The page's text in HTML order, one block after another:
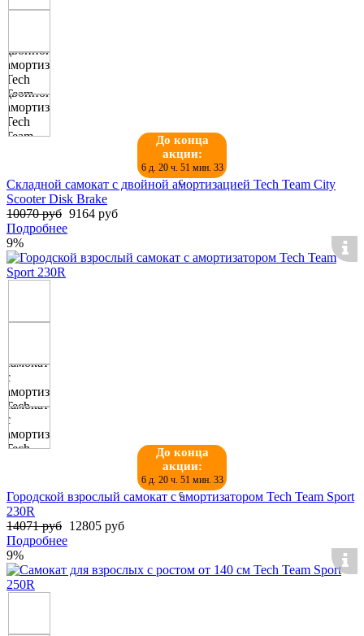
До конца
акции:
6 д. 20 ч. 51 мин. 32
с.
Складной самокат с двойной амортизацией Tech Team City
Scooter Disk Brake
10070 руб 9164 руб
Подробнее
9%
До конца
акции:
6 д. 20 ч. 51 мин. 32
с.
Городской взрослый самокат с амортизатором Tech Team Sport
230R
14071 руб 12805 руб
Подробнее
9%